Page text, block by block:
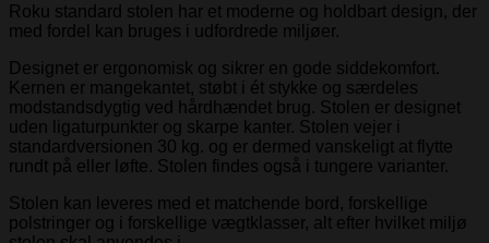
Roku standard stolen har et moderne og holdbart design, der
med fordel kan bruges i udfordrede miljøer.
Designet er ergonomisk og sikrer en gode siddekomfort.
Kernen er mangekantet, støbt i ét stykke og særdeles
modstandsdygtig ved hårdhændet brug. Stolen er designet
uden ligaturpunkter og skarpe kanter. Stolen vejer i
standardversionen 30 kg. og er dermed vanskeligt at flytte
rundt på eller løfte. Stolen findes også i tungere varianter.
Stolen kan leveres med et matchende bord, forskellige
polstringer og i forskellige vægtklasser, alt efter hvilket miljø